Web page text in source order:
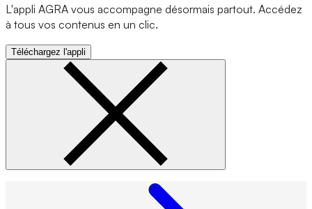
L'appli AGRA vous accompagne désormais partout. Accédez
à tous vos contenus en un clic.
Téléchargez l'appli